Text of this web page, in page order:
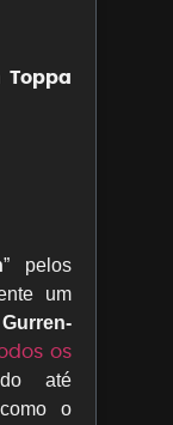
” pelos
um
Gurren-
os
até
como o